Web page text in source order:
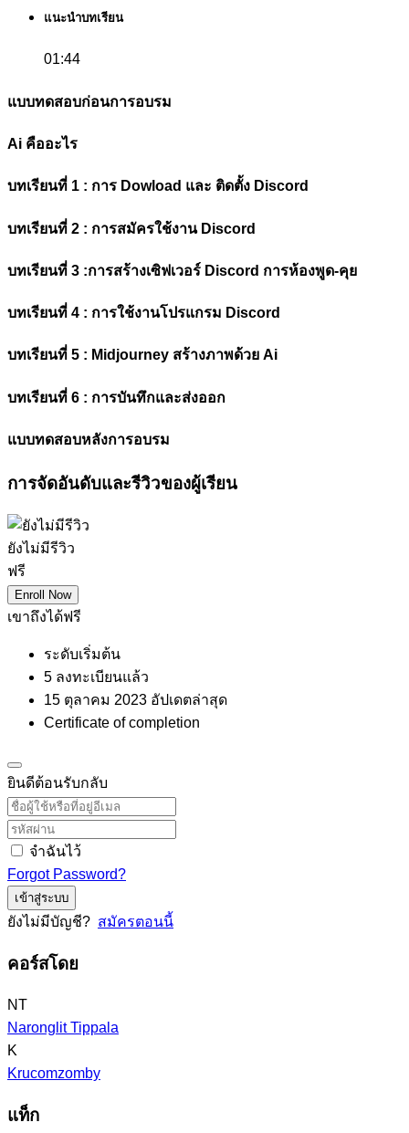
แนะนำบทเรียน
01:44
แบบทดสอบก่อนการอบรม
Ai คืออะไร
บทเรียนที่ 1 : การ Dowload และ ติดตั้ง Discord
บทเรียนที่ 2 : การสมัครใช้งาน Discord
บทเรียนที่ 3 :การสร้างเซิฟเวอร์ Discord การห้องพูด-คุย
บทเรียนที่ 4 : การใช้งานโปรแกรม Discord
บทเรียนที่ 5 : Midjourney สร้างภาพด้วย Ai
บทเรียนที่ 6 : การบันทึกและส่งออก
แบบทดสอบหลังการอบรม
การจัดอันดับและรีวิวของผู้เรียน
ยังไม่มีรีวิว
ฟรี
Enroll Now
เขาถึงได้ฟรี
ระดับเริ่มต้น
5 ลงทะเบียนแล้ว
15 ตุลาคม 2023 อัปเดตล่าสุด
Certificate of completion
ยินดีต้อนรับกลับ
จำฉันไว้
Forgot Password?
เข้าสู่ระบบ
ยังไม่มีบัญชี? สมัครตอนนี้
คอร์สโดย
NT
Naronglit Tippala
K
Krucomzomby
แท็ก